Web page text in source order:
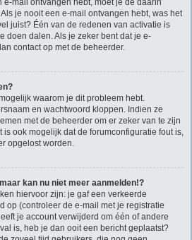
mail ontvangen hebt, moet je de daarin
je nooit een e-mail ontvangen hebt, was het
juist? Één van de redenen van activatie is
doen dalen. Als je zeker bent dat je e-
contact op met de beheerder.
waarom je dit probleem hebt.
en wachtwoord kloppen. Indien ze
met de beheerder om er zeker van te zijn
ook mogelijk dat de forumconfiguratie fout is,
opgelost worden.
kan nu niet meer aanmelden!?
hiervoor zijn: je gaf een verkeerde
op (controleer de e-mail met je registratie
je account verwijderd om één of andere
is, heb je dan ooit een bericht geplaatst?